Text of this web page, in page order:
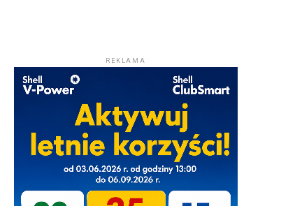
REKLAMA